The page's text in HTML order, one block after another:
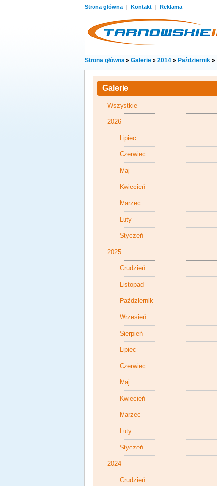
Strona główna | Kontakt | Reklama
Strona główna » Galerie » 2014 » Październik »
Galerie
Wszystkie
2026
Lipiec
Czerwiec
Maj
Kwiecień
Marzec
Luty
Styczeń
2025
Grudzień
Listopad
Październik
Wrzesień
Sierpień
Lipiec
Czerwiec
Maj
Kwiecień
Marzec
Luty
Styczeń
2024
Grudzień